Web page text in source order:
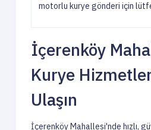
motorlu kurye gönderi için
İçerenköy
Kurye
Ulaşın
İçerenköy Mahallesi'nde hızlı,